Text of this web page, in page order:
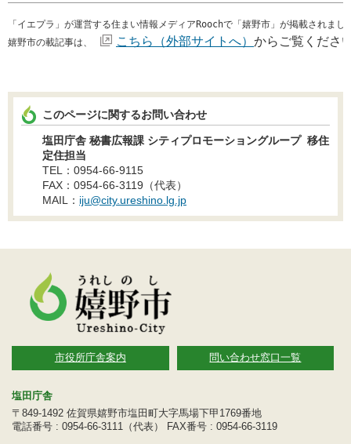
「イエプラ」が運営する住まい情報メディアRoochで「嬉野市」が掲載されまし
嬉野市の載記事は、
こちら（外部サイトへ） からご覧くださ
このページに関するお問い合わせ
塩田庁舎 秘書広報課 シティプロモーショングループ 移住
定住担当
TEL：0954-66-9115
FAX：0954-66-3119（代表）
MAIL： iju@city.ureshino.lg.jp
市役所庁舎案内 問い合わせ窓口一覧
塩田庁舎
〒849-1492 佐賀県嬉野市塩田町大字馬場下甲1769番地
電話番号 : 0954-66-3111（代表） FAX番号 : 0954-66-3119